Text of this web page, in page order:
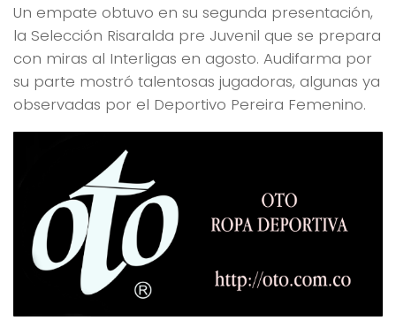
Un empate obtuvo en su segunda presentación,
la Selección Risaralda pre Juvenil que se prepara
con miras al Interligas en agosto. Audifarma por
su parte mostró talentosas jugadoras, algunas ya
observadas por el Deportivo Pereira Femenino.